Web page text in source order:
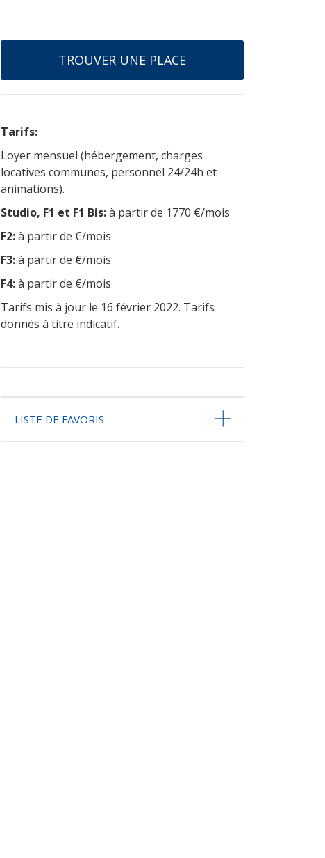
TROUVER UNE PLACE
Tarifs:
Loyer mensuel (hébergement, charges
locatives communes, personnel 24/24h et
animations).
Studio, F1 et F1 Bis:à partir de 1770 €/mois
F2:à partir de €/mois
F3:à partir de €/mois
F4:à partir de €/mois
Tarifs mis à jour le 16 février 2022. Tarifs
donnés à titre indicatif.
LISTE DE FAVORIS